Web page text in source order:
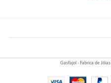
Gasfajol - Fabrica de Jóias